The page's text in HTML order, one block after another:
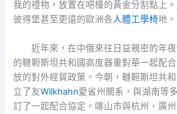
我的禮物，放置在吧檯的黃金分割點上
彼得堡甚至更遠的歐洲各人體工學椅地。
近年來，在中俄來往日益親密的年
的韃靼斯坦共和國高度器重對華一起配
放的對外經貿政策。今朝，韃靼斯坦共
立了友Wilkhahn愛省州關系，與湖南等
訂了一起配合協定。喀山市與杭州、廣